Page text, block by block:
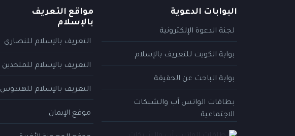
البوابات الدعوية
لجنة الدعوة الإلكترونية
بوابة الكويت للتعريف بالإسلام
بوابة الباحث عن الحقيقة
بطاقات الواتس آب والشبكات
الاجتماعية
مواقع التعريف
بالإسلام
التعريف بالإسلام للنصارى
التعريف بالإسلام للملحدين
التعريف بالإسلام للهندوس
موقع الإيمان